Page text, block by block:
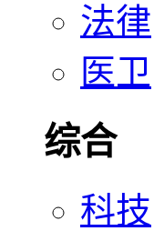
法律
医卫
综合
科技